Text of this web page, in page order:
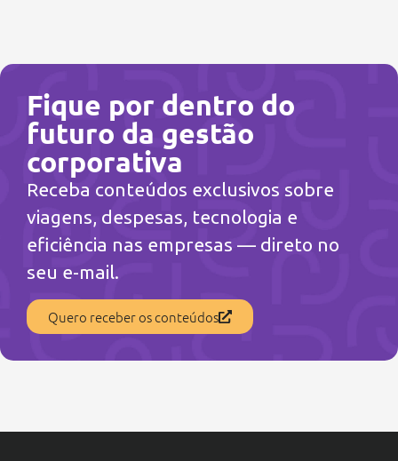
Fique por dentro do
futuro da gestão
corporativa
Receba conteúdos exclusivos sobre
viagens, despesas, tecnologia e
eficiência nas empresas — direto no
seu e-mail.
Quero receber os conteúdos